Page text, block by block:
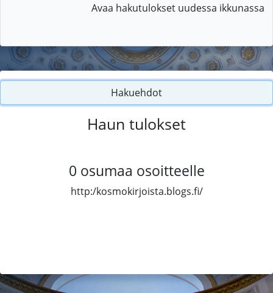
Avaa hakutulokset uudessa ikkunassa
Hakuehdot
Haun tulokset
0 osumaa osoitteelle
http:/kosmokirjoista.blogs.fi/